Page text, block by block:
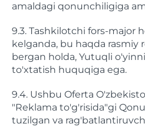
amaldagi qonunchiligiga
9.3. Tashkilotchi fors-major
kelganda, bu haqda rasmiy
bergan holda, Yutuqli
to'xtatish huquqiga ega.
9.4. Ushbu Oferta
"Reklama to'g'risida"gi
tuzilgan va